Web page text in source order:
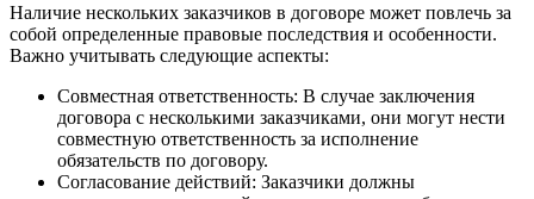
Наличие нескольких заказчиков в договоре может повлечь за
собой определенные правовые последствия и особенности.
Важно учитывать следующие аспекты:
Совместная ответственность: В случае заключения
договора с несколькими заказчиками, они могут нести
совместную ответственность за исполнение
обязательств по договору.
Согласование действий: Заказчики должны